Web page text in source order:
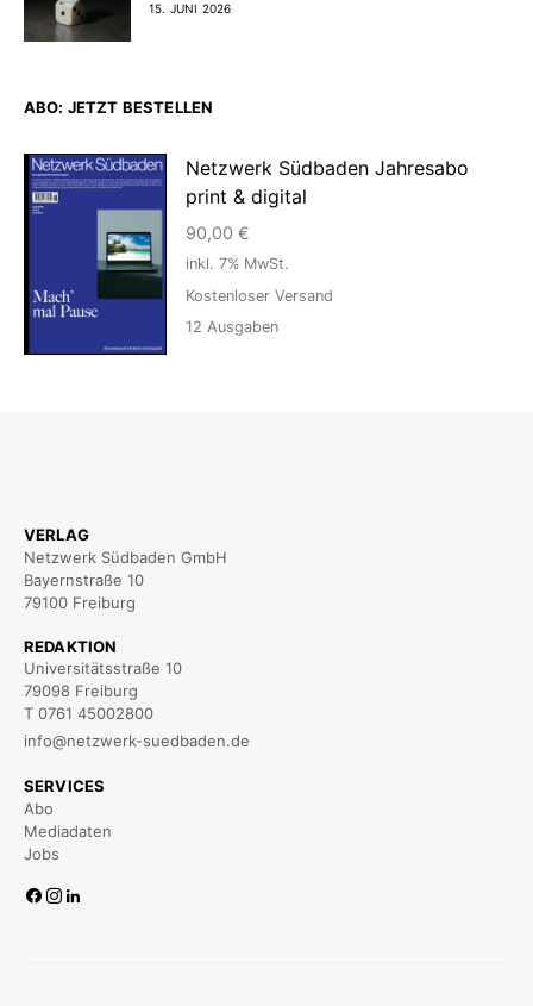
15. JUNI 2026
ABO: JETZT BESTELLEN
Netzwerk Südbaden Jahresabo
print & digital
90,00 €
inkl. 7% MwSt.
Kostenloser Versand
12 Ausgaben
VERLAG
Netzwerk Südbaden GmbH
Bayernstraße 10
79100 Freiburg
REDAKTION
Universitätsstraße 10
79098 Freiburg
T 0761 45002800
info@netzwerk-suedbaden.de
SERVICES
Abo
Mediadaten
Jobs